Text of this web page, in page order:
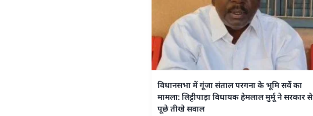
विधानसभा में गूंजा संताल परगना के भूमि सर्वे का
मामला: लिट्टीपाड़ा विधायक हेमलाल मुर्मू ने सरकार से
पूछे तीखे सवाल